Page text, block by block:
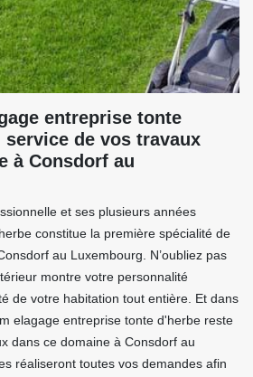
entreprise tonte
service de vos travaux
à Consdorf au
et ses plusieurs années
constitue la première spécialité de
au Luxembourg. N’oubliez pas
montre votre personnalité
de votre habitation tout entière. Et dans
elagage entreprise tonte d'herbe reste
dans ce domaine à Consdorf au
réaliseront toutes vos demandes afin